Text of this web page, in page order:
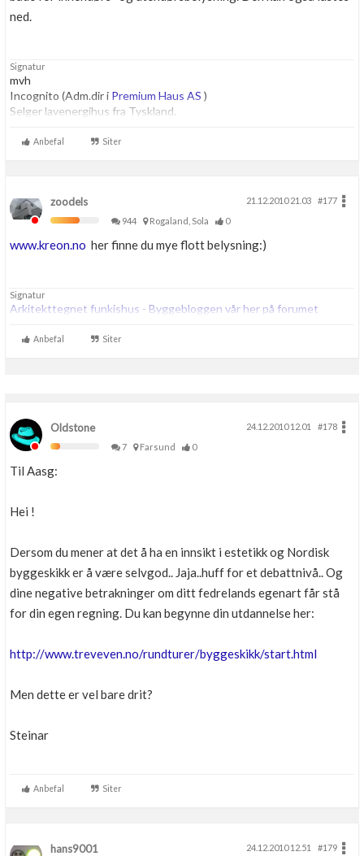
ned.
Signatur
mvh
Incognito (Adm.dir i Premium Haus AS )
Selger lavenergihus fra Tyskland.
Anbefal Siter
zoodels 21.12.2010 21.03
#177
944
Rogaland, Sola 0
www.kreon.no her finne du mye flott belysning:)
Signatur
Arkitekttegnet funkishus - Byggebloggen vår her på forumet
Anbefal Siter
Oldstone 24.12.2010 12.01
#178
7
Farsund 0
Til Aasg:
Hei !
Dersom du mener at det å ha en innsikt i estetikk og Nordisk
byggeskikk er å være selvgod.. Jaja..huff for et debattnivå.. Og
dine negative betrakninger om ditt fedrelands egenart får stå
for din egen regning. Du kan begynne din utdannelse her:
http://www.treveven.no/rundturer/byggeskikk/start.html
Men dette er vel bare drit?
Steinar
Anbefal Siter
hans9001 24.12.2010 12.51
#179